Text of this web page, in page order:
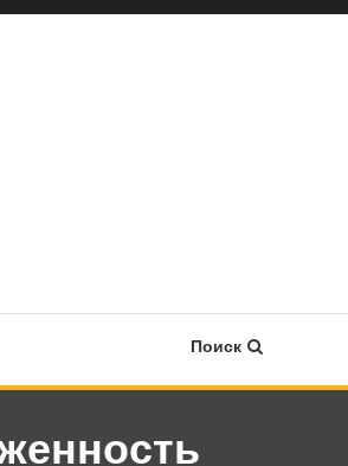
Поиск